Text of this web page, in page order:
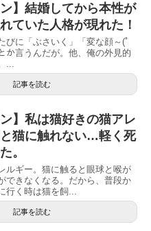
ン】結婚してから本性が
ていた人格が現れた！
びに「ぶさいく」「変な顔～(ﾟ
か言うんだが。他、俺の外見的
...
記事を読む
ン】私は猫好きの猫アレ
猫に触れない…軽く死
。
ルギー。猫に触ると眼球と喉が
できなくなる。だから、普段か
行く時は猫を飼...
記事を読む